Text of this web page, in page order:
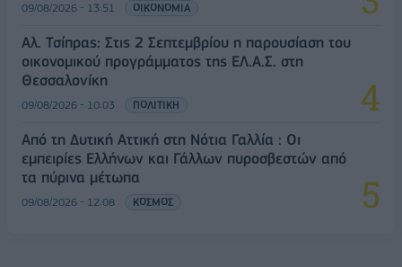
09/08/2026 - 13:51 ΟΙΚΟΝΟΜΙΑ
Αλ. Τσίπρας: Στις 2 Σεπτεμβρίου η παρουσίαση του
οικονομικού προγράμματος της ΕΛ.Α.Σ. στη
Θεσσαλονίκη
09/08/2026 - 10:03 ΠΟΛΙΤΙΚΗ
Από τη Δυτική Αττική στη Νότια Γαλλία : Οι
εμπειρίες Ελλήνων και Γάλλων πυροσβεστών από
τα πύρινα μέτωπα
09/08/2026 - 12:08 ΚΟΣΜΟΣ